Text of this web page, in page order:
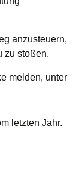
anzusteuern,
zu stoßen.
melden, unter
letzten Jahr.